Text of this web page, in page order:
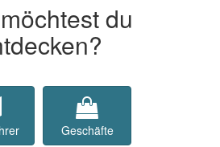
du
Geschäfte